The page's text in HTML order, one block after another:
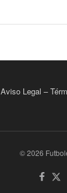
Aviso Legal –
© 2026